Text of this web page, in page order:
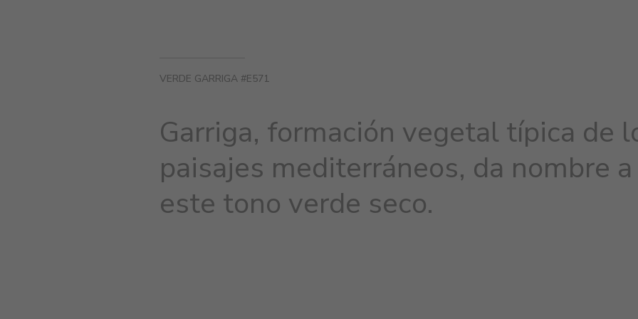
VERDE GARRIGA #E571
Garriga, formación vegetal típica de
paisajes mediterráneos, da nombre a
este tono verde seco.